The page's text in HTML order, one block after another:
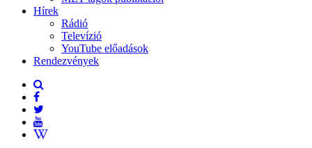
Hírek
Rádió
Televízió
YouTube előadások
Rendezvények